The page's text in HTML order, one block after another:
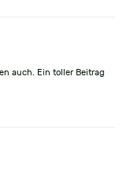
auch. Ein toller Beitrag